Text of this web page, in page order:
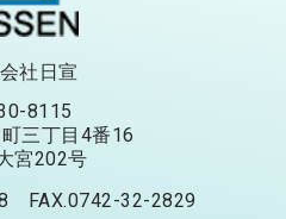
社日宣
8115
三丁目4番16
宮202号
FAX.0742-32-2829